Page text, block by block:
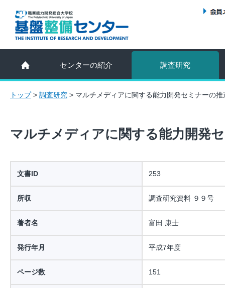
センターの紹介 調査研究
トップ> 調査研究 > マルチメディアに関する能力開発セミナーの
マルチメディアに関する能力開発
文書ID 253
所収 調査研究資料 ９９号
著者名 富田 康士
発行年月 平成7年度
ページ数 151